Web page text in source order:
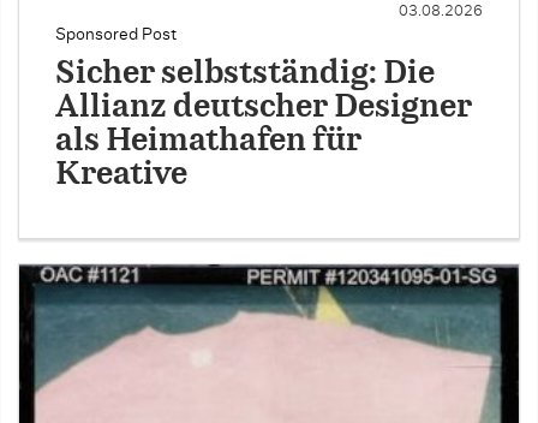
Sponsored Post
03.08.2026
Sicher selbstständig: Die
Allianz deutscher Designer
als Heimathafen für
Kreative